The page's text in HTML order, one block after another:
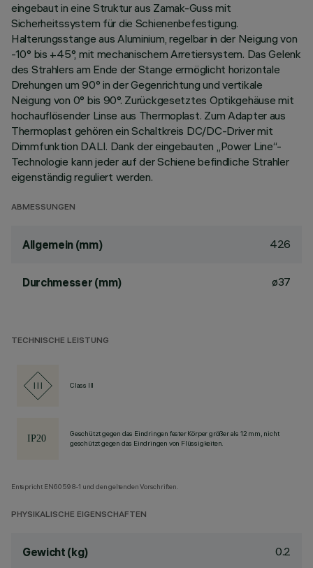
eingebaut in eine Struktur aus Zamak-Guss mit
Sicherheitssystem für die Schienenbefestigung.
Halterungsstange aus Aluminium, regelbar in der Neigung von
-10° bis +45°, mit mechanischem Arretiersystem. Das Gelenk
des Strahlers am Ende der Stange ermöglicht horizontale
Drehungen um 90° in der Gegenrichtung und vertikale
Neigung von 0° bis 90°. Zurückgesetztes Optikgehäuse mit
hochauflösender Linse aus Thermoplast. Zum Adapter aus
Thermoplast gehören ein Schaltkreis DC/DC-Driver mit
Dimmfunktion DALI. Dank der eingebauten „Power Line“-
Technologie kann jeder auf der Schiene befindliche Strahler
eigenständig reguliert werden.
ABMESSUNGEN
Allgemein (mm) 426
Durchmesser (mm) ø37
TECHNISCHE LEISTUNG
Class III
Geschützt gegen das Eindringen fester Körper größer als 12 mm, nicht
geschützt gegen das Eindringen von Flüssigkeiten.
Entspricht EN60598-1 und den geltenden Vorschriften.
PHYSIKALISCHE EIGENSCHAFTEN
Gewicht (kg) 0.2